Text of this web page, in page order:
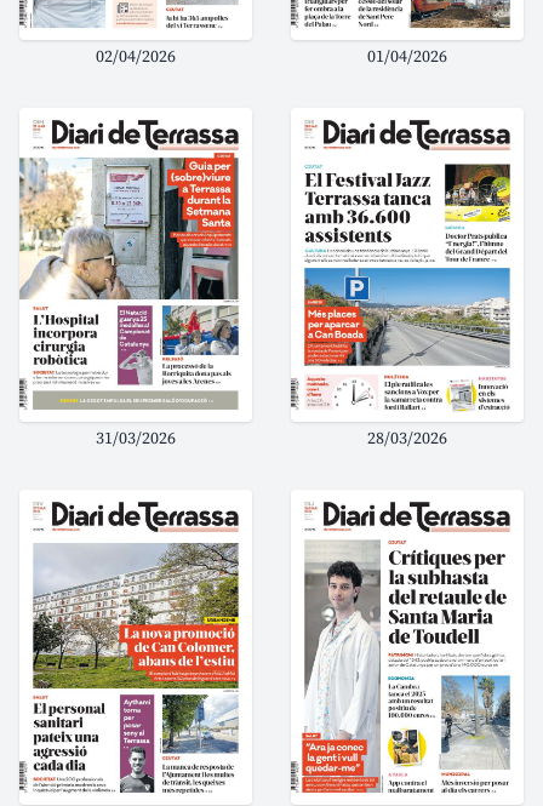
02/04/2026 01/04/2026
31/03/2026 28/03/2026